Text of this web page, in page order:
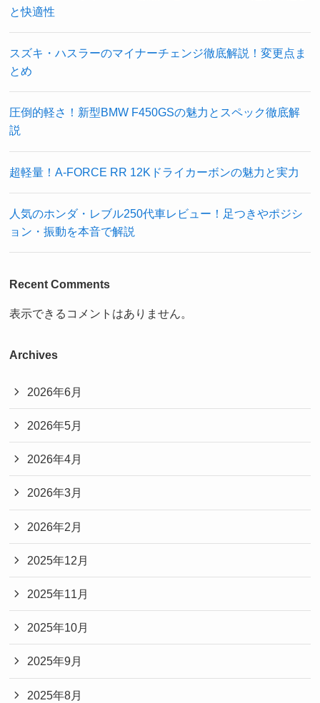
と快適性
スズキ・ハスラーのマイナーチェンジ徹底解説！変更点ま
とめ
圧倒的軽さ！新型BMW F450GSの魅力とスペック徹底解
説
超軽量！A-FORCE RR 12Kドライカーボンの魅力と実力
人気のホンダ・レブル250代車レビュー！足つきやポジシ
ョン・振動を本音で解説
Recent Comments
表示できるコメントはありません。
Archives
2026年6月
2026年5月
2026年4月
2026年3月
2026年2月
2025年12月
2025年11月
2025年10月
2025年9月
2025年8月